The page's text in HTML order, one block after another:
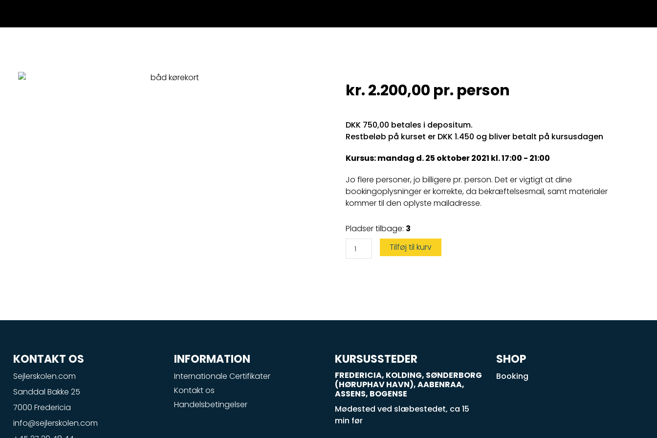
kr.2.200,00 pr. person
DKK 750,00 betales i depositum.
Restbeløb på kurset er DKK 1.450 og bliver betalt på kursusdagen
Kursus: mandag d. 25 oktober 2021 kl. 17:00 - 21:00
Jo flere personer, jo billigere pr. person. Det er vigtigt at dine
bookingoplysninger er korrekte, da bekræftelsesmail, samt materialer
kommer til den oplyste mailadresse.
Pladser tilbage: 3
Duelighedsbevis
antal
Tilføj til kurv
KONTAKT OS
Sejlerskolen.com
Sanddal Bakke 25
7000 Fredericia
info@sejlerskolen.com
INFORMATION
Internationale Certifikater
Kontakt os
Handelsbetingelser
KURSUSSTEDER
FREDERICIA, KOLDING, SØNDERBORG
(HØRUPHAV HAVN), AABENRAA,
ASSENS, BOGENSE
Mødested ved slæbestedet, ca 15
min før
SHOP
Booking